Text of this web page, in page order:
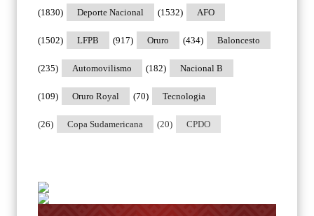
Deporte Nacional
(1830) AFO
(1532)
LFPB
(1502) Oruro
(917) Baloncesto
(434)
Automovilismo
(235) Nacional B
(182)
Oruro Royal
(109) Tecnologia
(70)
Copa Sudamericana
(26) CPDO
(20)